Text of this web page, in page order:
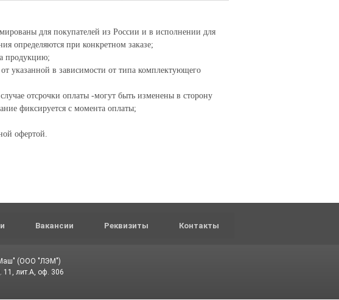
для покупателей из России и в исполнении для
определяются при конкретном заказе;
продукцию;
указанной в зависимости от типа комплектующего
отсрочки оплаты -могут быть изменены в сторону
фиксируется с момента оплаты;
офертой.
Вакансии Реквизиты Контакты
(ООО "ЛЭМ")
11, лит.А, оф. 306